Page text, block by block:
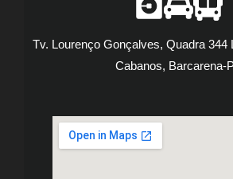
Tv. Lourenço Gonçalves, Quadra 344
Cabanos, Barcarena-